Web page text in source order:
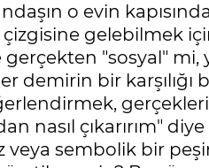
o evin
gelebilmek
"sosyal" mi,
demirin bir
nasıl çıkarırım" diye
veya sembolik bir